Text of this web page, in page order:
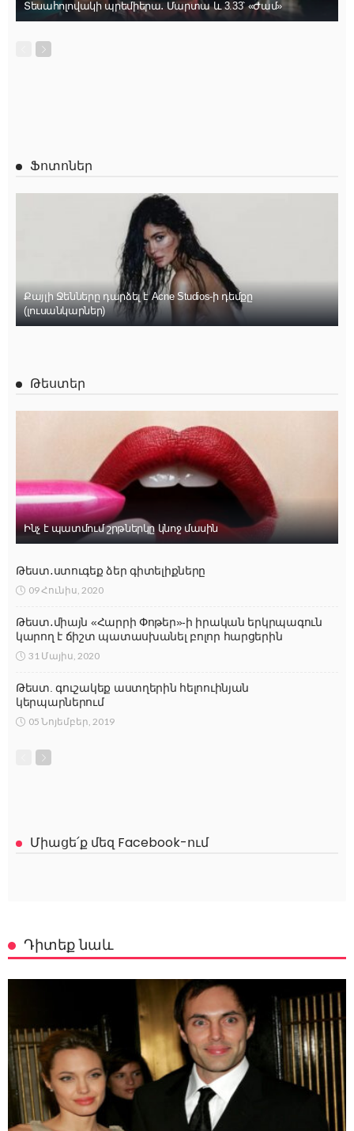
Տեսահոլովակի պրեմիերա․ Մարտա և 3.33՝ «Ժամ»
Ֆոտոներ
Քայլի Ջենները դարձել է Acne Studios-ի դեմքը
(լուսանկարներ)
Թեստեր
Ինչ է պատմում շրթներկը կնոջ մասին
Թեստ․ստուգեք ձեր գիտելիքները
09 Հունիս, 2020
Թեստ․միայն «Հարրի Փոթեր»-ի իրական երկրպագուն
կարող է ճիշտ պատասխանել բոլոր հարցերին
31 Մայիս, 2020
Թեստ. գուշակեք աստղերին հելոուինյան
կերպարներում
05 Նոյեմբեր, 2019
Միացե՛ք մեզ Facebook-ում
Դիտեք նաև